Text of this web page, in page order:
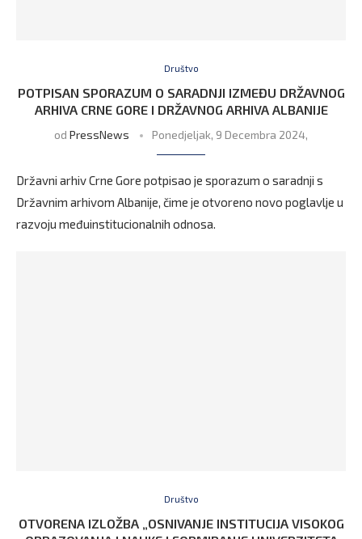
Društvo
POTPISAN SPORAZUM O SARADNJI IZMEĐU DRŽAVNOG
ARHIVA CRNE GORE I DRŽAVNOG ARHIVA ALBANIJE
od PressNews Ponedjeljak, 9 Decembra 2024,
Državni arhiv Crne Gore potpisao je sporazum o saradnji s
Državnim arhivom Albanije, čime je otvoreno novo poglavlje u
razvoju međuinstitucionalnih odnosa.
Društvo
OTVORENA IZLOŽBA „OSNIVANJE INSTITUCIJA VISOKOG